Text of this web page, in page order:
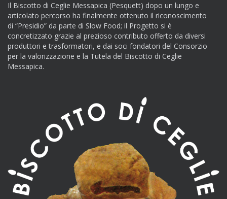
Il Biscotto di Ceglie Messapica (Pesquett) dopo un lungo e
articolato percorso ha finalmente ottenuto il riconoscimento
di “Presidio” da parte di Slow Food; il Progetto si è
concretizzato grazie al prezioso contributo offerto da diversi
produttori e trasformatori, e dai soci fondatori del Consorzio
per la valorizzazione e la Tutela del Biscotto di Ceglie
Messapica.